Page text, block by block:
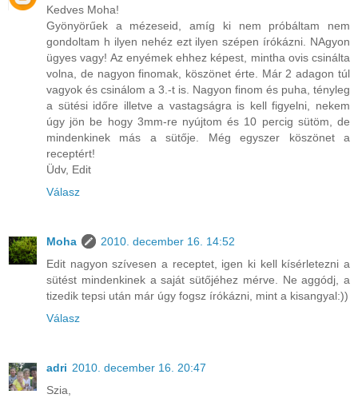
Kedves Moha!
Gyönyörűek a mézeseid, amíg ki nem próbáltam nem
gondoltam h ilyen nehéz ezt ilyen szépen írókázni. NAgyon
ügyes vagy! Az enyémek ehhez képest, mintha ovis csinálta
volna, de nagyon finomak, köszönet érte. Már 2 adagon túl
vagyok és csinálom a 3.-t is. Nagyon finom és puha, tényleg
a sütési időre illetve a vastagságra is kell figyelni, nekem
úgy jön be hogy 3mm-re nyújtom és 10 percig sütöm, de
mindenkinek más a sütője. Még egyszer köszönet a
receptért!
Üdv, Edit
Válasz
Moha
2010. december 16. 14:52
Edit nagyon szívesen a receptet, igen ki kell kísérletezni a
sütést mindenkinek a saját sütőjéhez mérve. Ne aggódj, a
tizedik tepsi után már úgy fogsz írókázni, mint a kisangyal:))
Válasz
adri 2010. december 16. 20:47
Szia,